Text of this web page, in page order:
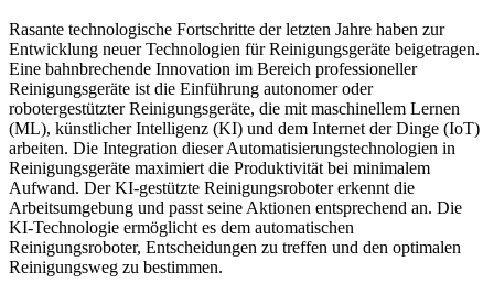
Rasante technologische Fortschritte der letzten Jahre haben zur
Entwicklung neuer Technologien für Reinigungsgeräte beigetragen.
Eine bahnbrechende Innovation im Bereich professioneller
Reinigungsgeräte ist die Einführung autonomer oder
robotergestützter Reinigungsgeräte, die mit maschinellem Lernen
(ML), künstlicher Intelligenz (KI) und dem Internet der Dinge (IoT)
arbeiten. Die Integration dieser Automatisierungstechnologien in
Reinigungsgeräte maximiert die Produktivität bei minimalem
Aufwand. Der KI-gestützte Reinigungsroboter erkennt die
Arbeitsumgebung und passt seine Aktionen entsprechend an. Die
KI-Technologie ermöglicht es dem automatischen
Reinigungsroboter, Entscheidungen zu treffen und den optimalen
Reinigungsweg zu bestimmen.